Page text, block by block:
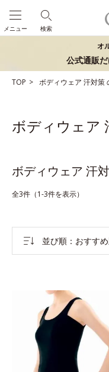
検索
メニュー
オ
公式通販
TOP ボディウェア 汗対策
ボディウェア
ボディウェア 汗
全3件（1-3件を表示）
並び順 おすす